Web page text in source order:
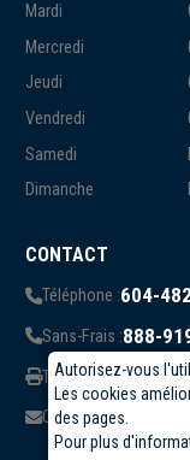
Autorisez-vous
Les cookies
des pages.
Pour plus
Mardi
Mercredi
Jeudi
Vendredi
Samedi
Dimanche
CONTACT
Téléphone :604-
Sans-Frais :888-
Télécopieur:819-
Courriel: